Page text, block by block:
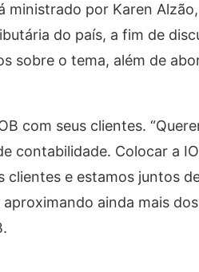
ministrado por Karen
do país, a fim de
sobre o tema, além de
com seus clientes.
contabilidade. Colocar a
e estamos juntos
ainda mais